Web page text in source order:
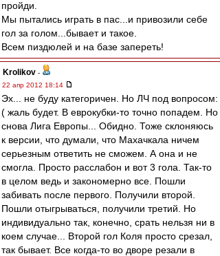
пройди.
Мы пытались играть в пас...и привозили себе
гол за голом...бывает и такое.
Всем пиздюлей и на базе запереть!
Krolikov -
22 апр 2012 18:14
Эх... не буду категоричен. Но ЛЧ под вопросом:
( жаль будет. В еврокубки-то точно попадем. Но
снова Лига Европы... Обидно. Тоже склоняюсь
к версии, что думали, что Махачкала ничем
серьезным ответить не сможем. А она и не
смогла. Просто расслабон и вот 3 гола. Так-то
в целом ведь и закономерно все. Пошли
забивать после первого. Получили второй.
Пошли отыгрываться, получили третий. Но
индивидуально так, конечно, срать нельзя ни в
коем случае... Второй гол Коля просто срезал,
так бывает. Все когда-то во дворе резали в